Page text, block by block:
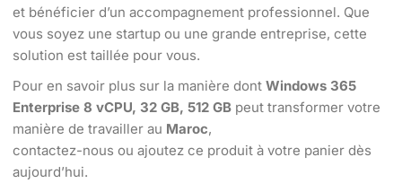
et bénéficier d’un accompagnement professionnel. Que
vous soyez une startup ou une grande entreprise, cette
solution est taillée pour vous.
Pour en savoir plus sur la manière dont Windows 365
Enterprise 8 vCPU, 32 GB, 512 GB peut transformer votre
manière de travailler au Maroc,
contactez-nous ou ajoutez ce produit à votre panier dès
aujourd’hui.